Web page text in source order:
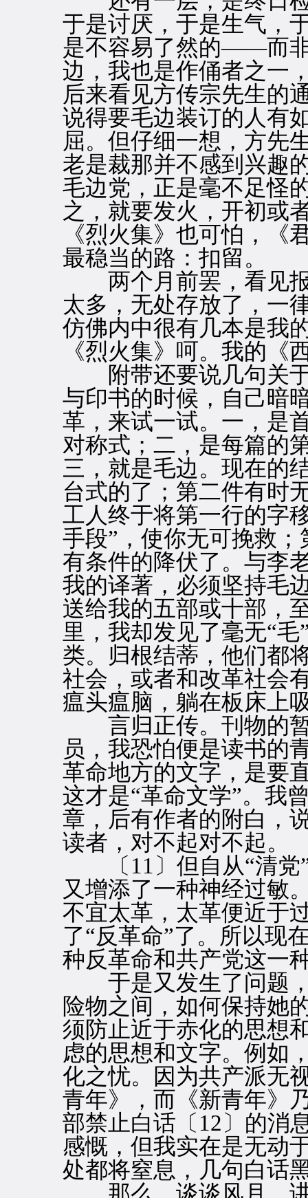
于是讨厌，于是生气
是不容易了然的——而
边，我也是作俑者之一
后来看见方传宗先生的
说得要毛边装订的人有
屈。但仔细一想，方先
老是裁那并不感到兴趣
毛边党，正是毫不足怪
之，就要发火，开初或
《烈火集》也可怕，
最稳当的路：扣留。
两个月前罢，看见报
太多，无处存放了，一
仿佛内中很有几本是我
《烈火集》呵。我的
附带还要说几句关于
与印书的时候，自己暗
革，来试一试。一，是
对称式；二，是每篇的
三，就是毛边。现在的
台式的了；第二件有时
工人终于将第一行的字
手段”，使你无可挽救
有条件的降伏了。与李
我的译著，必须坚持毛
送给我的五部或十部，
里，我却发见了毫无“
类。归根结蒂，他们都
社会，或者和改革社会
瘟头瘟脑，躺在板床
言归正传。刊物的暂
员，我恐怕便是读书的
革命地方的文字，是要
这才是“革命文学”。我
章，后有作者的附白，
读者，对不起对不起。
〔11〕但自从“清党”
又增添了一种神经过敏
不宜太革，太革便近于
了“反革命”了。所以现
种反革命和共产党这一
于是又发生了问题，
险物之间，如何保持
须防止近于赤化的思想
虑的思想和文字。例如
化之忧。因为共产派无
青年》，而《新青年》
部禁止白话〔12〕的消
感慨，但我实在是无动
处都将窒息，几句白话